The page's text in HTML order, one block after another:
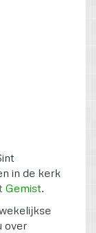
in de kerk
Gemist.
over